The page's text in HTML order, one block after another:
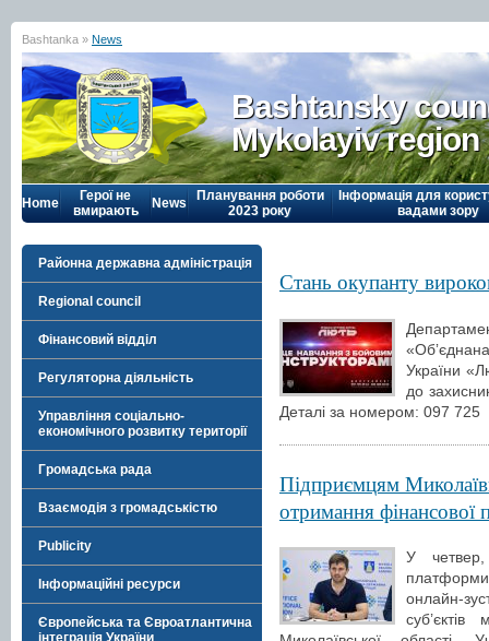
Bashtanka » News
Bashtansky
Mykolayiv region
Home
Герої не
вмирають
News
Планування роботи
2023 року
Інформація для
вадами зору
Районна державна адміністрація
Regional council
Фінансовий відділ
Регуляторна діяльність
Управління соціально-
економічного розвитку території
Громадська рада
Взаємодія з громадськістю
Publicity
Інформаційні ресурси
Європейська та Євроатлантична
інтеграція України
Стань окупанту
України
до
Деталі за номером: 097 725
Підприємцям
отримання фінансової
У
онлайн-